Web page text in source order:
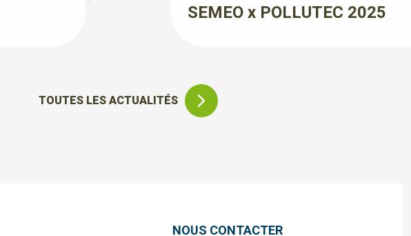
SEMEO x POLLUTEC 2025
TOUTES LES ACTUALITÉS
NOUS CONTACTER